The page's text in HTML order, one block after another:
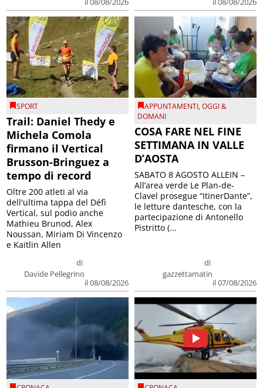
SPORT
Trail: Daniel Thedy e
Michela Comola
firmano il Vertical
Brusson-Bringuez a
tempo di record
di
Davide Pellegrino
il 08/08/2026
Oltre 200 atleti al via
dell'ultima tappa del Défì
Vertical, sul podio anche
Mathieu Brunod, Alex
Noussan, Miriam Di Vincenzo
e Kaitlin Allen
APPUNTAMENTI,OGGI &
DOMANI
COSA FARE NEL FINE
SETTIMANA IN VALLE
D’AOSTA
di
gazzettamatin
il 07/08/2026
SABATO 8 AGOSTO ALLEIN –
All’area verde Le Plan-de-
Clavel prosegue “ItinerDante”,
le letture dantesche, con la
partecipazione di Antonello
Pistritto (...